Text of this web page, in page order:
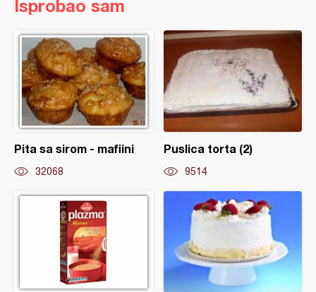
Isprobao sam
Pita sa sirom - mafiini
32068
Puslica torta (2)
9514